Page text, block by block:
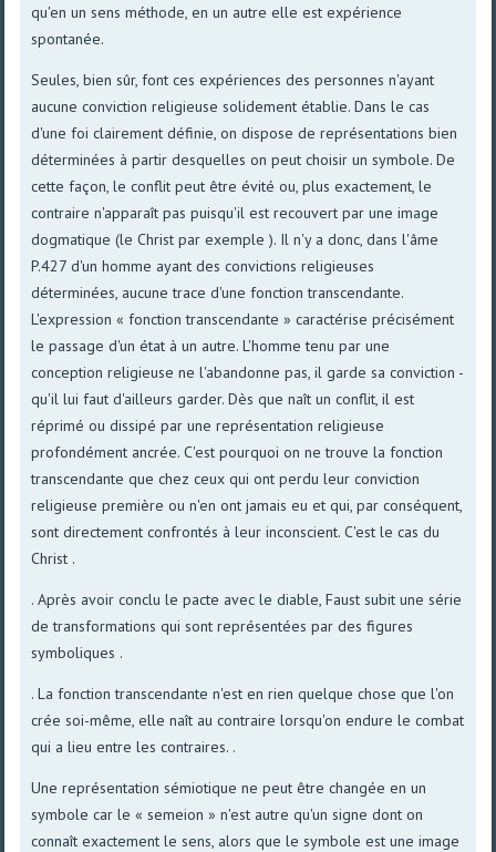
qu'en un sens méthode, en un autre elle est expérience
spontanée.
Seules, bien sûr, font ces expériences des personnes n'ayant
aucune conviction religieuse solidement établie. Dans le cas
d'une foi clairement définie, on dispose de représentations bien
déterminées à partir desquelles on peut choisir un symbole. De
cette façon, le conflit peut être évité ou, plus exactement, le
contraire n'apparaît pas puisqu'il est recouvert par une image
dogmatique (le Christ par exemple ). Il n'y a donc, dans l'âme
P.427 d'un homme ayant des convictions religieuses
déterminées, aucune trace d'une fonction transcendante.
L'expression « fonction transcendante » caractérise précisément
le passage d'un état à un autre. L'homme tenu par une
conception religieuse ne l'abandonne pas, il garde sa conviction -
qu'il lui faut d'ailleurs garder. Dès que naît un conflit, il est
réprimé ou dissipé par une représentation religieuse
profondément ancrée. C'est pourquoi on ne trouve la fonction
transcendante que chez ceux qui ont perdu leur conviction
religieuse première ou n'en ont jamais eu et qui, par conséquent,
sont directement confrontés à leur inconscient. C'est le cas du
Christ .
. Après avoir conclu le pacte avec le diable, Faust subit une série
de transformations qui sont représentées par des figures
symboliques .
. La fonction transcendante n'est en rien quelque chose que l'on
crée soi-même, elle naît au contraire lorsqu'on endure le combat
qui a lieu entre les contraires. .
Une représentation sémiotique ne peut être changée en un
symbole car le « semeion » n'est autre qu'un signe dont on
connaît exactement le sens, alors que le symbole est une image